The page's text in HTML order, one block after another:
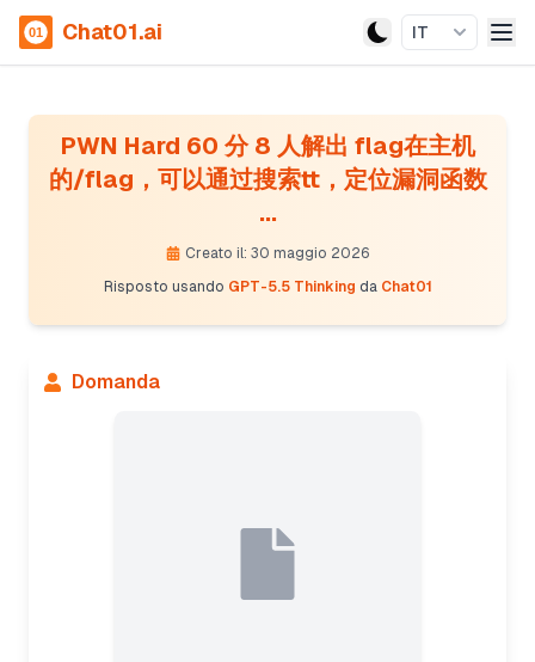
Chat01.ai IT
PWN Hard 60 分 8 人解出 flag在主机
的/flag，可以通过搜索tt，定位漏洞函数
...
Creato il: 30 maggio 2026
Risposto usando GPT-5.5 Thinking da Chat01
Domanda